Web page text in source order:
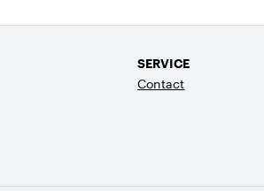
SERVICE
Contact